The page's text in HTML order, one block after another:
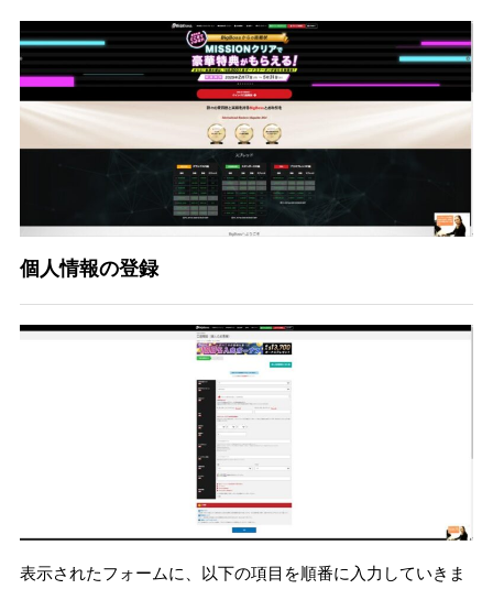
個人情報の登録
表示されたフォームに、以下の項目を順番に入力していきま